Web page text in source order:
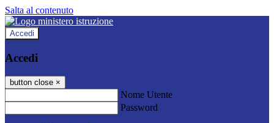
Salta al contenuto
Accedi
Accedi
button close ×
Nome Utente
Password